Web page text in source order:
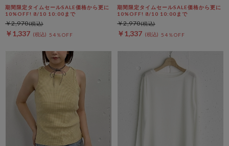
期間限定タイムセールSALE価格から更に
10%OFF! 8/10 10:00まで
￥1,337 54％OFF
￥2,970
期間限定タイムセールSALE価格から更に
10%OFF! 8/10 10:00まで
￥1,337 54％OFF
￥2,970